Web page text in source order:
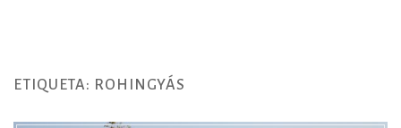
ETIQUETA: ROHINGYÁS